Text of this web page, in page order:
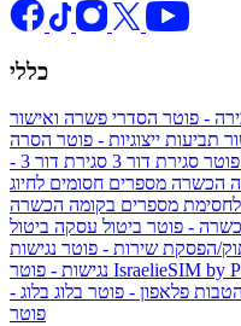
כללי
- פוטר הסדרי פשרה ואישור
תביעות ייצוגיות - פוטר הסרה
סגירת דור 3
סגירת דור 3 -
הכשרה מספרים חסומים לחיוג
מספרים בקומה הכשרה
- פוטר ביטול עסקה ביטול
הפסקת שירות - פוטר נגישות
IsraelieSIM by
פלאפון - פוטר בלוג בלוג -
פוטר